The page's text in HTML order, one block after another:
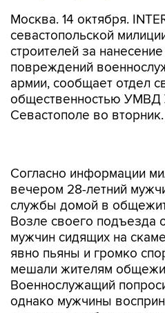
Москва. 14 октября.
севастопольской
строителей за
повреждений
армии, сообщает отдел
общественностью УМВД
Севастополе во вторник.
службы домой в
Возле своего подъезда
мужчин сидящих на
явно пьяны и громко
мешали жителям
Военнослужащий
однако мужчины
агрессивно, сбили его с
Удары наносили, в